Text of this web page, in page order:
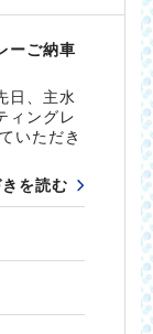
ご納車
、主水
ィングレ
いただき
を読む